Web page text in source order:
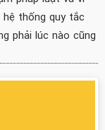
thống quy tắc
phải lúc nào cũng